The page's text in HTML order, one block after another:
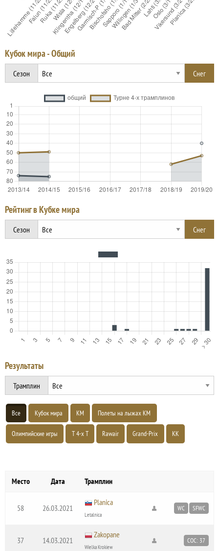
Кубок мира - Общий
Сезон
Рейтинг в Кубке мира
Сезон
Результаты
Трамплин
Все Кубок мира КМ Полеты на лыжах КМ
Олимпийские игры Т 4-х Т Rawair Grand-Prix КК
Место Дата Трамплин
58 26.03.2021
Planica
Letalnica
WC SFWC
37 14.03.2021
Zakopane
Wielka Krokiew
COC: 37